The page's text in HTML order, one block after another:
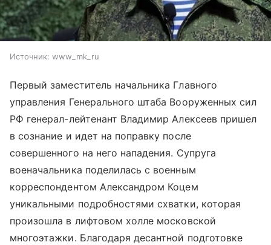
Источник: www_mk_ru
Первый заместитель начальника Главного
управления Генерального штаба Вооруженных сил
РФ генерал-лейтенант Владимир Алексеев пришел
в сознание и идет на поправку после
совершенного на него нападения. Супруга
военачальника поделилась с военным
корреспондентом Александром Коцем
уникальными подробностями схватки, которая
произошла в лифтовом холле московской
многоэтажки. Благодаря десантной подготовке